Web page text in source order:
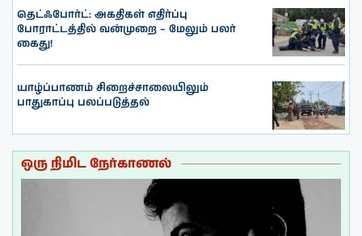
தெட்ஃபோர்ட்: அகதிகள் எதிர்ப்பு
போராட்டத்தில் வன்முறை – மேலும் பலர்
கைது!
யாழ்ப்பாணம் சிறைச்சாலையிலும்
பாதுகாப்பு பலப்படுத்தல்
ஒரு நிமிட நேர்காணல்